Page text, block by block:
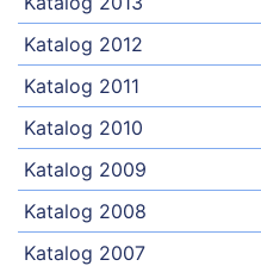
Katalog 2012
Katalog 2011
Katalog 2010
Katalog 2009
Katalog 2008
Katalog 2007